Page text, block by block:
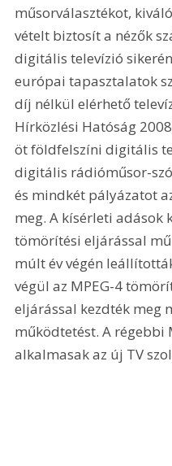
műsorválasztékot,
vételt biztosít a nézők
digitális televízió
európai tapasztalatok
díj nélkül elérhető
Hírközlési Hatóság
öt földfelszíni digitális
digitális rádióműsor-
és mindkét pályázatot
meg. A kísérleti adások
tömörítési eljárással
múlt év végén
végül az MPEG-4
eljárással kezdték meg
működtetést. A régebbi
alkalmasak az új TV